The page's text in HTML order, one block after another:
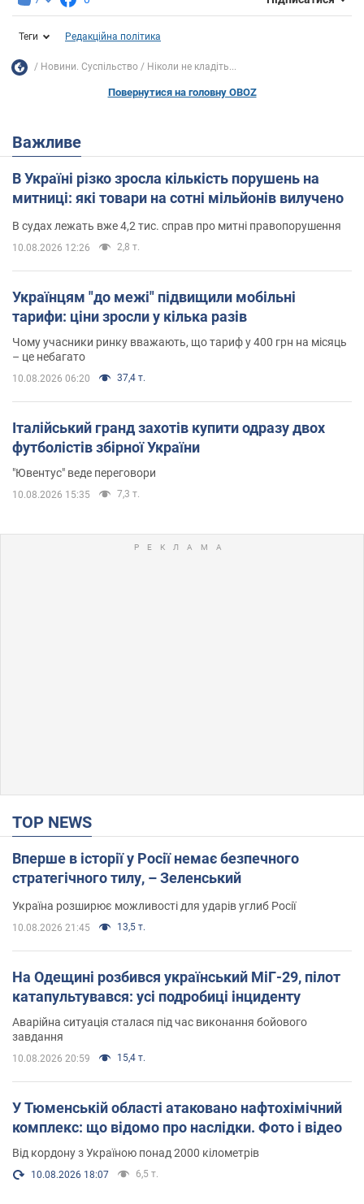
Теги Редакційна політика
Новини. Суспільство Ніколи не кладіть...
Повернутися на головну OBOZ
Важливе
В Україні різко зросла кількість порушень на
митниці: які товари на сотні мільйонів вилучено
В судах лежать вже 4,2 тис. справ про митні правопорушення
10.08.2026 12:26 2,8 т.
Українцям "до межі" підвищили мобільні
тарифи: ціни зросли у кілька разів
Чому учасники ринку вважають, що тариф у 400 грн на місяць
– це небагато
10.08.2026 06:20 37,4 т.
Італійський гранд захотів купити одразу двох
футболістів збірної України
"Ювентус" веде переговори
10.08.2026 15:35 7,3 т.
TOP NEWS
Вперше в історії у Росії немає безпечного
стратегічного тилу, – Зеленський
Україна розширює можливості для ударів углиб Росії
10.08.2026 21:45 13,5 т.
На Одещині розбився український МіГ-29, пілот
катапультувався: усі подробиці інциденту
Аварійна ситуація сталася під час виконання бойового
завдання
10.08.2026 20:59 15,4 т.
У Тюменській області атаковано нафтохімічний
комплекс: що відомо про наслідки. Фото і відео
Від кордону з Україною понад 2000 кілометрів
10.08.2026 18:07 6,5 т.